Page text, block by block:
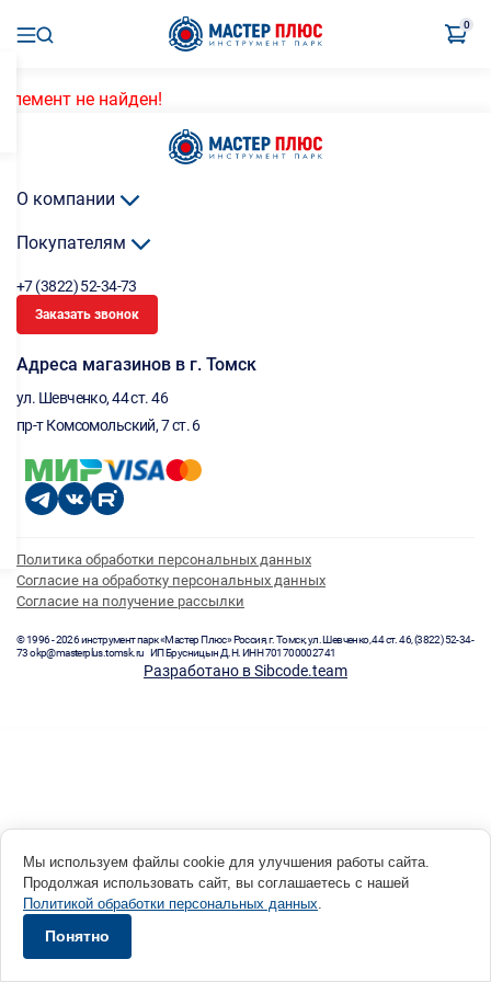
0
Элемент не найден!
О компании
Покупателям
+7 (3822) 52-34-73
Заказать звонок
Адреса магазинов в г. Томск
ул. Шевченко, 44 ст. 46
пр-т Комсомольский, 7 ст. 6
Политика обработки персональных данных
Согласие на обработку персональных данных
Согласие на получение рассылки
© 1996 - 2026 инструмент парк «Мастер Плюс» Россия, г. Томск, ул. Шевченко, 44 ст. 46, (3822) 52-34-
73 okp@masterplus.tomsk.ru ИП Брусницын Д.Н. ИНН 701700002741
Разработано в Sibcode.team
Мы используем файлы cookie для улучшения работы сайта.
Продолжая использовать сайт, вы соглашаетесь с нашей
Политикой обработки персональных данных.
Понятно